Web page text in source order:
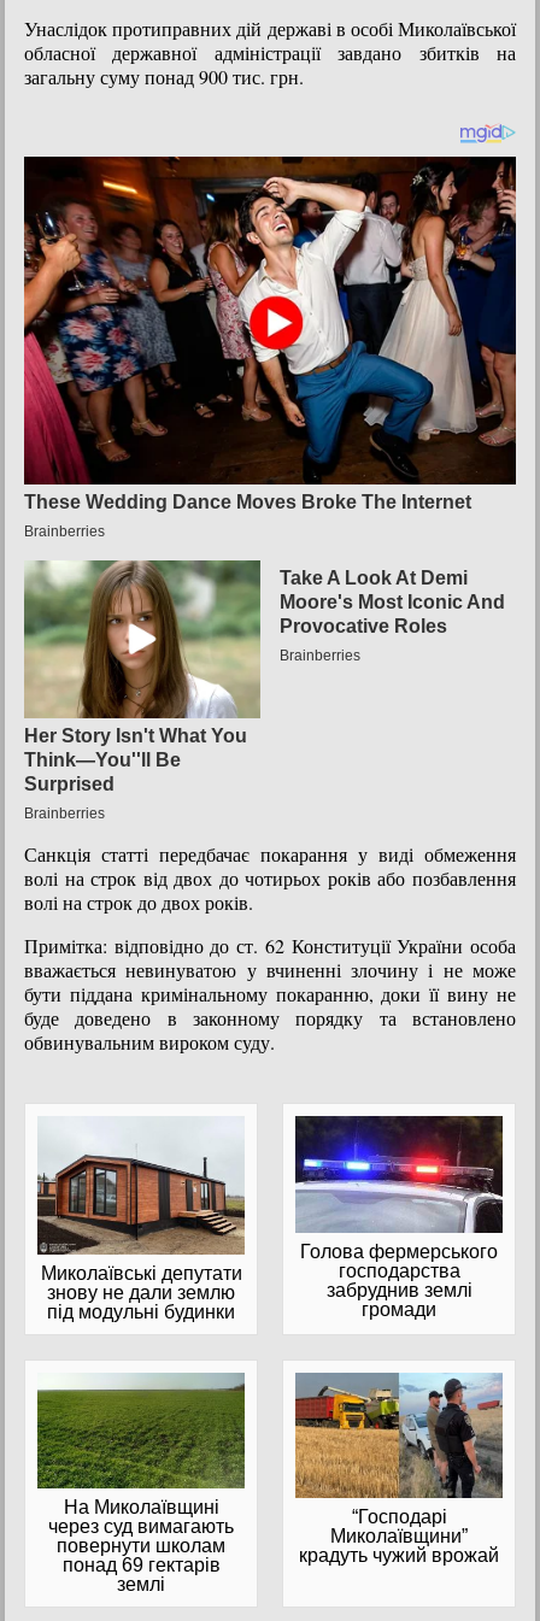
Унаслідок протиправних дій державі в особі Миколаївської
обласної державної адміністрації завдано збитків на
загальну суму понад 900 тис. грн.
Санкція статті передбачає покарання у виді обмеження
волі на строк від двох до чотирьох років або позбавлення
волі на строк до двох років.
Примітка: відповідно до ст. 62 Конституції України особа
вважається невинуватою у вчиненні злочину і не може
бути піддана кримінальному покаранню, доки її вину не
буде доведено в законному порядку та встановлено
обвинувальним вироком суду.
Миколаївські депутати
знову не дали землю
під модульні будинки
Голова фермерського
господарства
забруднив землі
громади
На Миколаївщині
через суд вимагають
повернути школам
понад 69 гектарів
землі
“Господарі
Миколаївщини”
крадуть чужий врожай